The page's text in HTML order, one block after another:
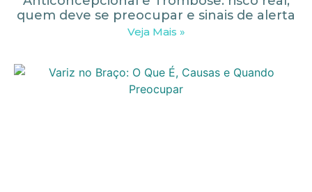
quem deve se preocupar e sinais de alerta
Veja Mais »